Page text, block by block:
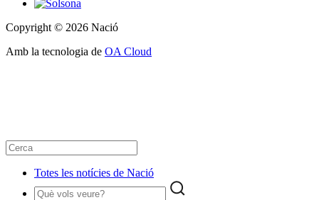
Copyright © 2026 Nació
Amb la tecnologia de OA Cloud
Totes les notícies de Nació